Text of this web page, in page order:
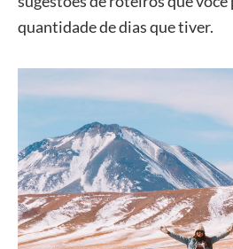
quantidade de dias que tiver.